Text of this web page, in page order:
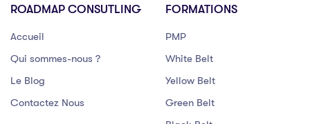
ROADMAP CONSUTLING
Accueil
Qui sommes-nous ?
Le Blog
Contactez Nous
FORMATIONS
PMP
White Belt
Yellow Belt
Green Belt